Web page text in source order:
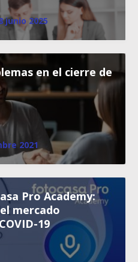
junio 2025
en el cierre de
2021
Pro Academy:
mercado
19